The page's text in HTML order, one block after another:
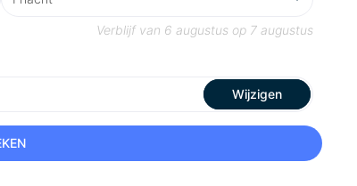
Verblijf van 6 augustus op 7 augustus
Wijzigen